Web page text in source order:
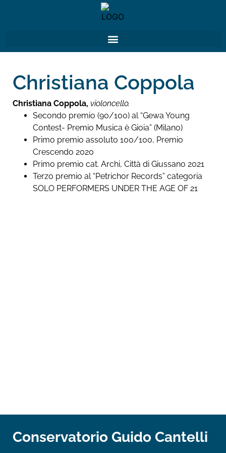
Christiana Coppola
Christiana Coppola, violoncello.
Secondo premio (90/100) al “Gewa Young
Contest- Premio Musica è Gioia” (Milano)
Primo premio assoluto 100/100, Premio
Crescendo 2020
Primo premio cat. Archi, Città di Giussano 2021
Terzo premio al “Petrichor Records” categoria
SOLO PERFORMERS UNDER THE AGE OF 21
Conservatorio Guido Cantelli